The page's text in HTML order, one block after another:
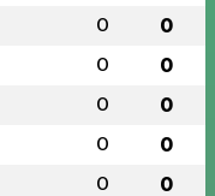
0 0
0 0
0 0
0 0
0 0